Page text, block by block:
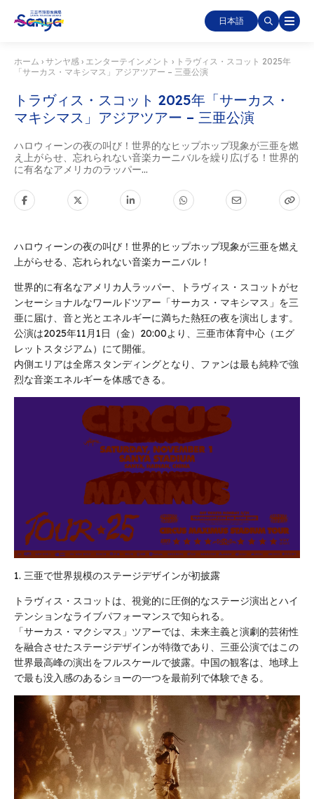
日本語
ホーム › サンヤ感 › エンターテインメント › トラヴィス・スコット 2025年
「サーカス・マキシマス」アジアツアー – 三亜公演
トラヴィス・スコット 2025年「サーカス・
マキシマス」アジアツアー – 三亜公演
ハロウィーンの夜の叫び！世界的なヒップホップ現象が三亜を燃
え上がらせ、忘れられない音楽カーニバルを繰り広げる！世界的
に有名なアメリカのラッパー...
ハロウィーンの夜の叫び！世界的ヒップホップ現象が三亜を燃え
上がらせる、忘れられない音楽カーニバル！
世界的に有名なアメリカ人ラッパー、トラヴィス・スコットがセ
ンセーショナルなワールドツアー「サーカス・マキシマス」を三
亜に届け、音と光とエネルギーに満ちた熱狂の夜を演出します。
公演は2025年11月1日（金）20:00より、三亜市体育中心（エグ
レットスタジアム）にて開催。
内側エリアは全席スタンディングとなり、ファンは最も純粋で強
烈な音楽エネルギーを体感できる。
1. 三亜で世界規模のステージデザインが初披露
トラヴィス・スコットは、視覚的に圧倒的なステージ演出とハイ
テンションなライブパフォーマンスで知られる。
「サーカス・マクシマス」ツアーでは、未来主義と演劇的芸術性
を融合させたステージデザインが特徴であり、三亜公演ではこの
世界最高峰の演出をフルスケールで披露。中国の観客は、地球上
で最も没入感のあるショーの一つを最前列で体験できる。